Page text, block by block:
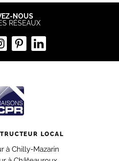
NOUS
RÉSEAUX
LOCAL
à Chilly-Mazarin